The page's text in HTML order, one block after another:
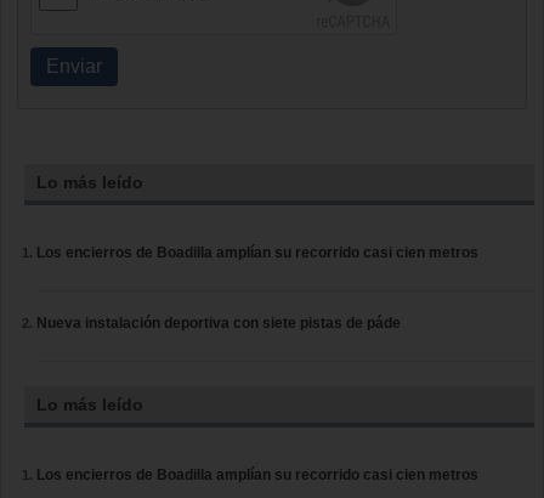
Enviar
Lo más leído
Los encierros de Boadilla amplían su recorrido casi cien metros
Nueva instalación deportiva con siete pistas de páde
Lo más leído
Los encierros de Boadilla amplían su recorrido casi cien metros